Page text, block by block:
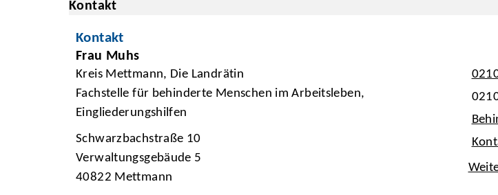
Kontakt
Kontakt
Frau Muhs
Kreis Mettmann, Die Landrätin
Fachstelle für behinderte Menschen im Arbeitsleben,
Eingliederungshilfen
Schwarzbachstraße 10
Verwaltungsgebäude 5
40822 Mettmann